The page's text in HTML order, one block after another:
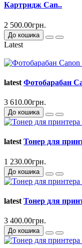
Картридж Can..
2 500.00грн.
До кошика
Latest
latest Фотобарабан
3 610.00грн.
До кошика
latestТонер для
1 230.00грн.
До кошика
latest Тонер для
3 400.00грн.
До кошика